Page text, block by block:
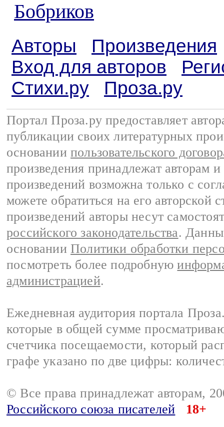
Бобриков
Авторы
Произведения
Вход для авторов
Стихи.ру
Проза.ру
Портал Проза.ру предоставляет
публикации своих литературных
основании пользовательского
произведения принадлежат авторам
произведений возможна только с
можете обратиться на его авторской
произведений авторы несут
российского законодательства.
основании Политики обработки
посмотреть более подробную
администрацией.
Ежедневная аудитория портала
которые в общей сумме
счетчика посещаемости, который
графе указано по две цифры:
© Все права принадлежат авторам,
Российского союза писателей
18+